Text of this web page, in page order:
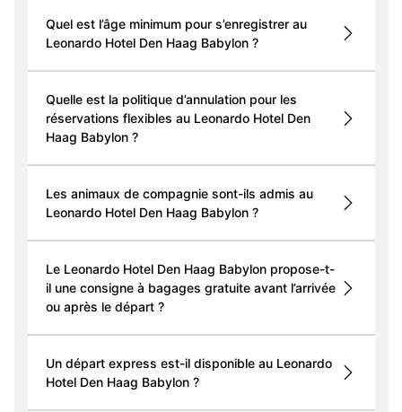
Quel est l’âge minimum pour s’enregistrer au
Leonardo Hotel Den Haag Babylon ?
Quelle est la politique d’annulation pour les
réservations flexibles au Leonardo Hotel Den
Haag Babylon ?
Les animaux de compagnie sont-ils admis au
Leonardo Hotel Den Haag Babylon ?
Le Leonardo Hotel Den Haag Babylon propose-t-
il une consigne à bagages gratuite avant l’arrivée
ou après le départ ?
Un départ express est-il disponible au Leonardo
Hotel Den Haag Babylon ?